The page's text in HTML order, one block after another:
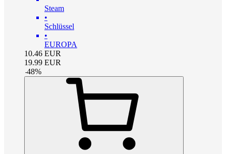
Steam
•
Schlüssel
•
EUROPA
10.46 EUR
19.99 EUR
-48%